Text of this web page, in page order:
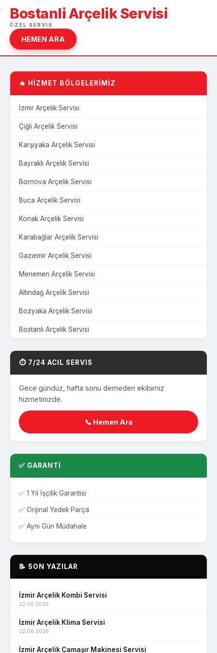
Bostanli Arçelik Servisi
ÖZEL SERVIS
HEMEN ARA
🔥 HİZMET BÖLGELERİMİZ
İzmir Arçelik Servisi
Çiğli Arçelik Servisi
Karşıyaka Arçelik Servisi
Bayraklı Arçelik Servisi
Bornova Arçelik Servisi
Buca Arçelik Servisi
Konak Arçelik Servisi
Karabağlar Arçelik Servisi
Gaziemir Arçelik Servisi
Menemen Arçelik Servisi
Altındağ Arçelik Servisi
Bozyaka Arçelik Servisi
Bostanlı Arçelik Servisi
Üçyol Arçelik Servisi
Harmandalı Arçelik Servisi
Mavişehir Arçelik Servisi
Yeşilyurt Arçelik Servisi
Aliağa Arçelik Servisi
Balçova Arçelik Servisi
Bayındır Arçelik Servisi
Bergama Arçelik Servisi
Dikili Arçelik Servisi
Güzelbahçe Arçelik Servisi
Karaburun Arçelik Servisi
⏱️ 7/24 ACIL SERVIS
Gece gündüz, hafta sonu demeden ekibimiz
hizmetinizde.
📞 Hemen Ara
✅ GARANTİ
✅ 1 Yıl İşçilik Garantisi
✅ Orijinal Yedek Parça
✅ Aynı Gün Müdahale
📝 SON YAZILAR
İzmir Arçelik Kombi Servisi
22.06.2026
İzmir Arçelik Klima Servisi
22.06.2026
İzmir Arçelik Çamaşır Makinesi Servisi